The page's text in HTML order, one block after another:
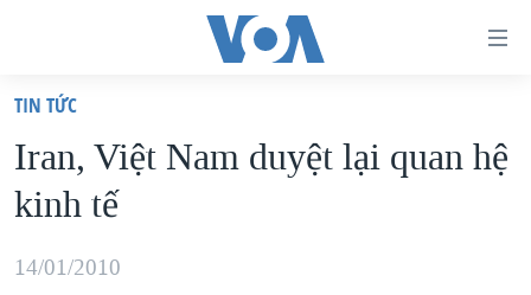
truy
cập
Tới
dung
VIỆT NAM
HOA KỲ
BIỂN ĐÔNG
TIN TỨC
Iran, Việt Nam duyệt lại quan hệ
kinh tế
14/01/2010